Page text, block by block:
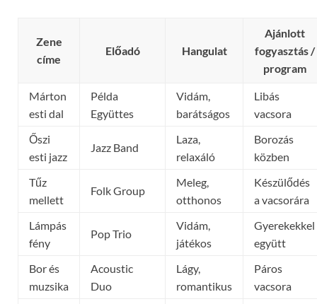
Zene
címe
Előadó Hangulat
Ajánlott
fogyasztás /
program
Márton
esti dal
Példa
Együttes
Vidám,
barátságos
Libás
vacsora
Őszi
esti jazz
Jazz Band
Laza,
relaxáló
Borozás
közben
Tűz
mellett
Folk Group
Meleg,
otthonos
Készülődés
a vacsorára
Lámpás
fény
Pop Trio
Vidám,
játékos
Gyerekekkel
együtt
Bor és
muzsika
Acoustic
Duo
Lágy,
romantikus
Páros
vacsora